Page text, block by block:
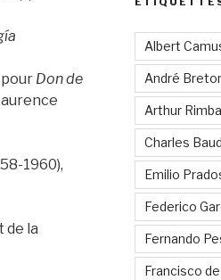
Don de
1960),
de la
Albert
André
Arthur
Charles
Emilio
Federico
Fernando
Francisco